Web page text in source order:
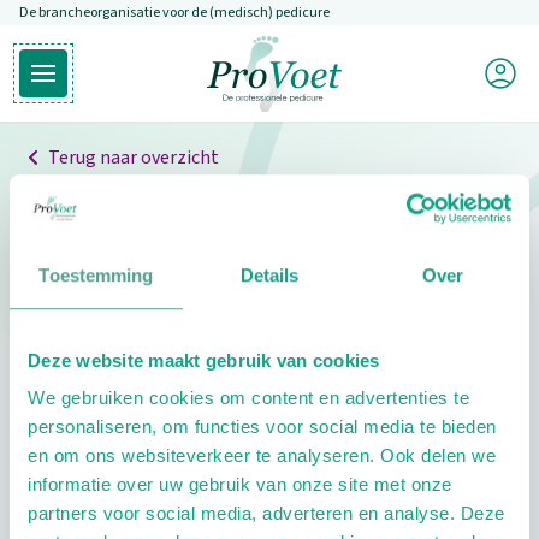
Toestemming Details Over
Deze website maakt gebruik van cookies
We gebruiken cookies om content en advertenties te
personaliseren, om functies voor social media te bieden
en om ons websiteverkeer te analyseren. Ook delen we
informatie over uw gebruik van onze site met onze
partners voor social media, adverteren en analyse. Deze
Overslaan en naar de inhoud gaan
De brancheorganisatie voor de (medisch) pedicure
Open hoofdmenu
Ga naar de homepagina
Mijn
Terug naar overzicht
Professionals
Pedicure niet gevonden
pedicure.